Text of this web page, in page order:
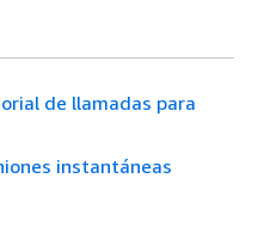
de llamadas para
instantáneas